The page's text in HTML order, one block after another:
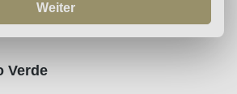
Verde
Weiter